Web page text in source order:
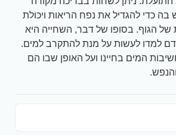
בה כדי להגדיל את נפח הריאות ויכולת
של הגוף. בסופו של דבר, השחייה היא
למדו לעשות על מנת להתקרב למים.
המים בחיינו ועל האופן שבו הם